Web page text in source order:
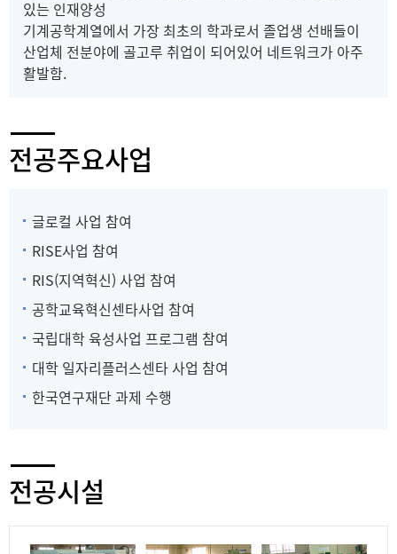
있는 인재양성
기계공학계열에서 가장 최초의 학과로서 졸업생 선배들이
산업체 전분야에 골고루 취업이 되어있어 네트워크가 아주
활발함.
전공주요사업
글로컬 사업 참여
RISE사업 참여
RIS(지역혁신) 사업 참여
공학교육혁신센타사업 참여
국립대학 육성사업 프로그램 참여
대학 일자리플러스센타 사업 참여
한국연구재단 과제 수행
전공시설